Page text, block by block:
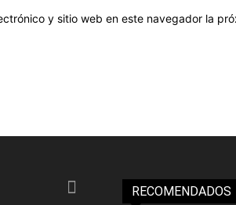
y sitio web en este navegador la
RECOMENDADOS